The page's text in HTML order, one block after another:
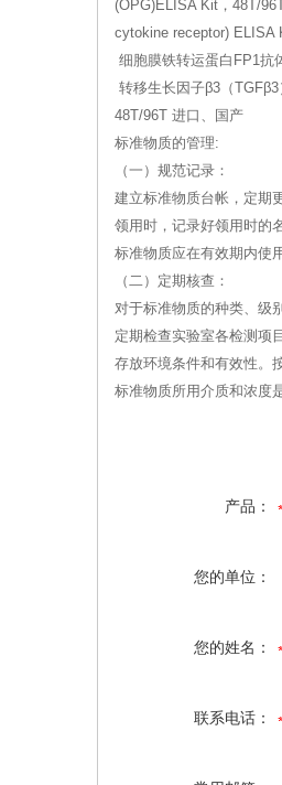
(OPG)ELISA Kit，48T/
cytokine receptor) ELISA
细胞膜铁转运蛋白FP1抗
转移生长因子β3（
48T/96T 进口、国产
标准物质的管理:
（一）规范记录：
建立标准物质台帐，定期
领用时，记录好领用时的
标准物质应在有效期内使
（二）定期核查：
对于标准物质的种类、级
定期检查实验室各检测项
存放环境条件和有效性。
标准物质所用介质和浓度
产品：
您的单位：
您的姓名：
联系电话：